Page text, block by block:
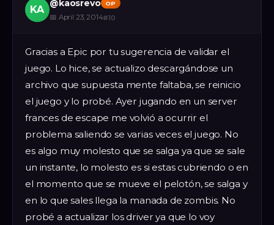
KA
@kaosrevo OP
📅 April 23, 2014#10
Gracias a Epic por tu sugerencia de validar el
juego. Lo hice, se actualizo descargándose un
archivo que supuesta mente faltaba, se reinicio
el juego y lo probé. Ayer jugando en un server
frances de escape me volvió a ocurrir el
problema saliendo se varias veces el juego. No
es algo muy molesto que se salga ya que se sale
un instante, lo molesto es si estas cubriendo o en
el momento que se mueve el pelotón, se salga y
en lo que sales llega la manada de zombis. No
probé a actualizar los driver ya que lo voy